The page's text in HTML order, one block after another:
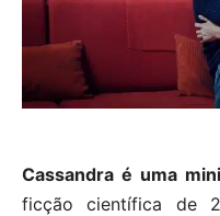
Cassandra é uma
ficção científica de